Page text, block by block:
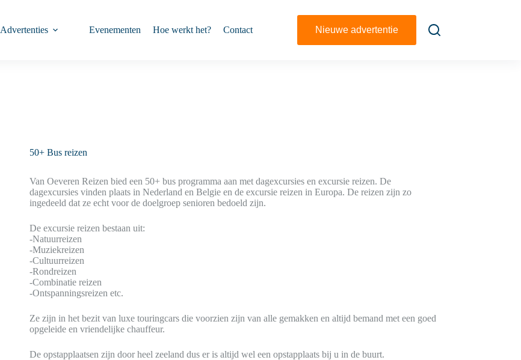
Advertenties Evenementen Hoe werkt het? Contact Nieuwe advertentie
50+ Bus reizen
Van Oeveren Reizen bied een 50+ bus programma aan met dagexcursies en excursie reizen. De
dagexcursies vinden plaats in Nederland en Belgie en de excursie reizen in Europa. De reizen zijn zo
ingedeeld dat ze echt voor de doelgroep senioren bedoeld zijn.
De excursie reizen bestaan uit:
-Natuurreizen
-Muziekreizen
-Cultuurreizen
-Rondreizen
-Combinatie reizen
-Ontspanningsreizen etc.
Ze zijn in het bezit van luxe touringcars die voorzien zijn van alle gemakken en altijd bemand met een goed
opgeleide en vriendelijke chauffeur.
De opstapplaatsen zijn door heel zeeland dus er is altijd wel een opstapplaats bij u in de buurt.